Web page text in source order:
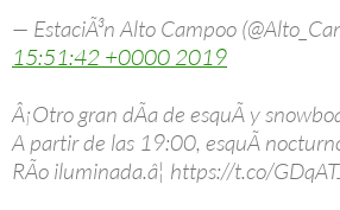
— EstaciÃ³n Alto Campoo
15:51:42 +0000 2019
Â¡Otro gran dÃ­a de esquÃ­ y
A partir de las 19:00, esquÃ­
RÃ­o iluminada.â¦ https://t.co/